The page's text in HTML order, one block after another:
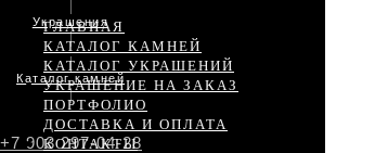
Украшения
Каталог камней
+7 903 297-04-28
ГЛАВНАЯ
КАТАЛОГ КАМНЕЙ
КАТАЛОГ УКРАШЕНИЙ
УКРАШЕНИЕ НА ЗАКАЗ
ПОРТФОЛИО
ДОСТАВКА И ОПЛАТА
КОНТАКТЫ